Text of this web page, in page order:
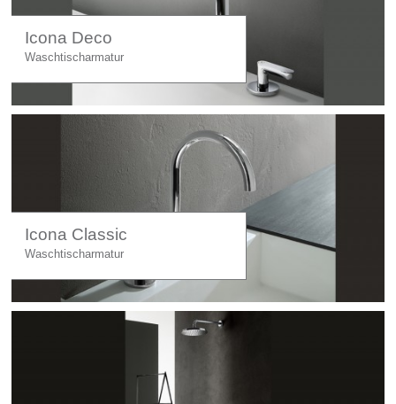
Icona Deco
Waschtischarmatur
Icona Classic
Waschtischarmatur